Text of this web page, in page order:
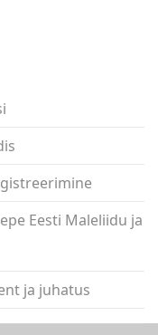
Eesti Maleliidu ja
ja juhatus